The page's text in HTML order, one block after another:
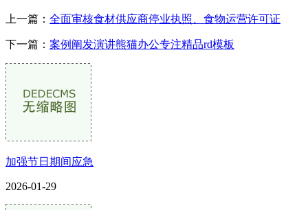
上一篇： 全面审核食材供应商停业执照、食物运营许可证
下一篇： 案例阐发演讲熊猫办公专注精品rd模板
加强节日期间应急
2026-01-29